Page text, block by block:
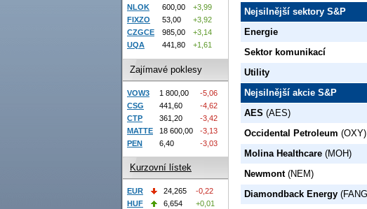
Nejsilnější sektory S&P
Energie
Sektor komunikací
Utility
Nejsilnější akcie S&P
AES (AES)
Occidental Petroleum (OXY)
Molina Healthcare (MOH)
Newmont(NEM)
Diamondback Energy
NLOK
600,00
+3,99
FIXZO
53,00
+3,92
CZGCE
985,00
+3,14
UQA
441,80 +1,61
Zajímavé poklesy
VOW3 1 800,00
-5,06
CSG
441,60
-4,62
CTP
361,20
-3,42
MATTE
18 600,00
-3,13
PEN
6,40 -3,03
Kurzovní lístek
EUR 24,265
-0,22
HUF
6,654
+0,01